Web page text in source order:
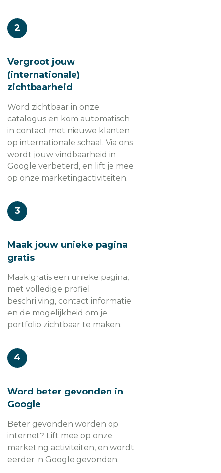
2
Vergroot jouw
(internationale)
zichtbaarheid
Word zichtbaar in onze
catalogus en kom automatisch
in contact met nieuwe klanten
op internationale schaal. Via ons
wordt jouw vindbaarheid in
Google verbeterd, en lift je mee
op onze marketingactiviteiten.
3
Maak jouw unieke pagina
gratis
Maak gratis een unieke pagina,
met volledige profiel
beschrijving, contact informatie
en de mogelijkheid om je
portfolio zichtbaar te maken.
4
Word beter gevonden in
Google
Beter gevonden worden op
internet? Lift mee op onze
marketing activiteiten, en wordt
eerder in Google gevonden.